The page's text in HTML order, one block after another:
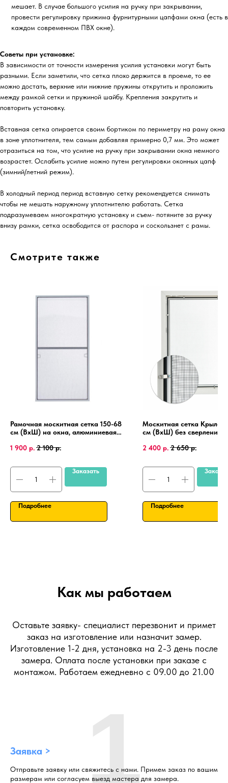
мешает. В случае большого усилия на ручку при закрывании,
провести регулировку прижима фурнитурными цапфами окна (есть в
каждом современном ПВХ окне).
Советы при установке:
В зависимости от точности измерения усилия установки могут быть
разными. Если заметили, что сетка плохо держится в проеме, то ее
можно достать, верхние или нижние пружины открутить и проложить
между рамкой сетки и пружиной шайбу. Крепления закрутить и
повторить установку.
Вставная сетка опирается своим бортиком по периметру на раму окна
в зоне уплотнителя, тем самым добавляя примерно 0,7 мм. Это может
отразиться на том, что усилие на ручку при закрывании окна немного
возрастет. Ослабить усилие можно путем регулировки оконных цапф
(зимний/летний режим).
В холодный период период вставную сетку рекомендуется снимать
чтобы не мешать наружному уплотнителю работать. Сетка
подразумеваем многократную установку и съем- потяните за ручку
внизу рамки, сетка освободится от распора и соскользнет с рамы.
Смотрите также
Рамочная москитная сетка 150-68
см (ВхШ) на окна, алюминиевая
1 900 р. 2 100 р.
Заказать
Подробнее
Москитная сетка Крыло
см (ВхШ) без сверления,
рамка.
2 400 р. 2 650 р.
Подробнее
Как мы работаем
Оставьте заявку- специалист перезвонит и примет
заказ на изготовление или назначит замер.
Изготовление 1-2 дня, установка на 2-3 день после
замера. Оплата после установки при заказе с
монтажом. Работаем ежедневно с 09.00 до 21.00
Заявка >
Отправьте заявку или свяжитесь с нами. Примем заказ по вашим
размерам или согласуем выезд мастера для замера.
1